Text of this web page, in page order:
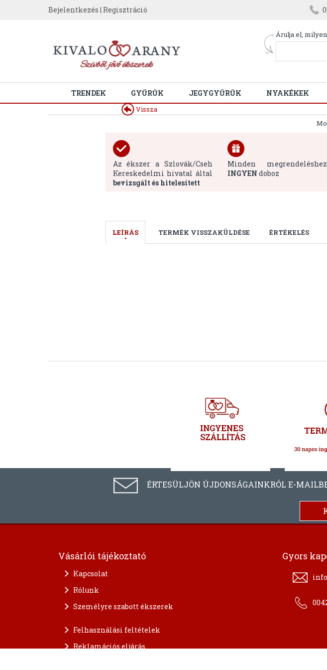
Bejelentkezés | Regisztráció
Árulja el,
TRENDEK GYŰRŰK JEGYGYŰRŰK NYAKÉKEK
Vissza
Az ékszer a Szlovák/Cseh
Kereskedelmi hivatal által
bevizsgált és hitelesített
Minden megrendeléshez
INGYEN doboz
LEÍRÁS TERMÉK VISSZAKÜLDÉSE ÉRTÉKELÉS
ÉRTESÜLJÖN ÚJDONSÁGAINKRÓL E-
Vásárlói tájékoztató
Kapcsolat
Rólunk
Személyre szabott ékszerek
Felhasználási feltételek
Reklamációs eljárás
Gyors